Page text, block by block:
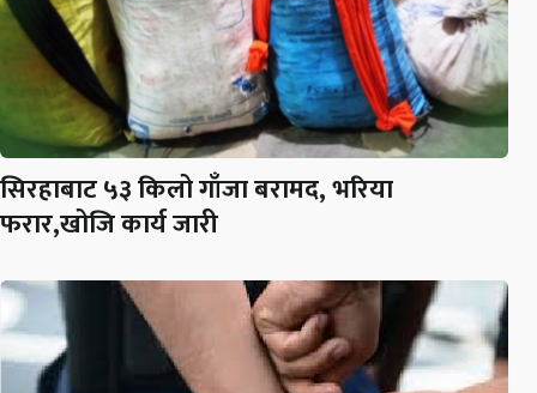
सिरहाबाट ५३ किलो गाँजा बरामद, भरिया
फरार,खोजि कार्य जारी